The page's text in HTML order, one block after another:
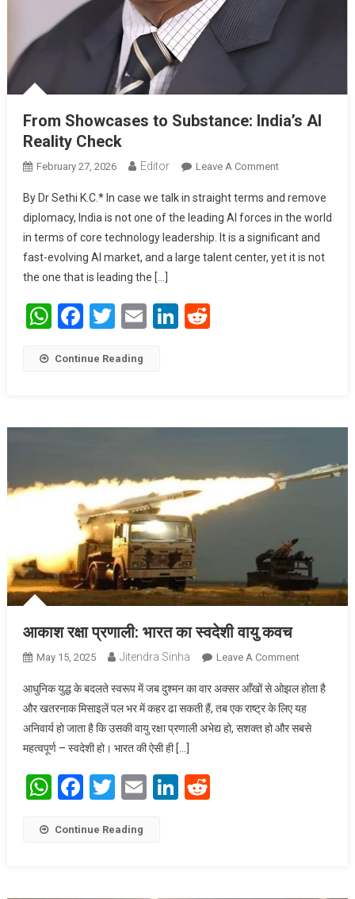
From Showcases to Substance: India’s AI
Reality Check
February 27, 2026 Editor Leave A CommentOn From
Substance:
India’s AI
Reality Check
By Dr Sethi K.C.* In case we talk in straight terms and remove
diplomacy, India is not one of the leading AI forces in the world
in terms of core technology leadership. It is a significant and
fast-evolving AI market, and a large talent center, yet it is not
the one that is leading the […]
WhatsApp
Facebook
Twitter
EmailLinkedIn
Reddit
Continue Reading
आकाश रक्षा प्रणाली: भारत का स्वदेशी वायु कवच
May 15, 2025 Jitendra Sinha Leave A CommentOn आकाश
भारत का
स्वदेशी वायु
कवच
आधुनिक युद्ध के बदलते स्वरूप में जब दुश्मन का वार अक्सर आँखों से ओझल होता है
और खतरनाक मिसाइलें पल भर में कहर ढा सकती हैं, तब एक राष्ट्र के लिए यह
अनिवार्य हो जाता है कि उसकी वायु रक्षा प्रणाली अभेद्य हो, सशक्त हो और सबसे
महत्वपूर्ण – स्वदेशी हो। भारत की ऐसी ही […]
WhatsApp
Facebook
Twitter
EmailLinkedIn
Reddit
Continue Reading